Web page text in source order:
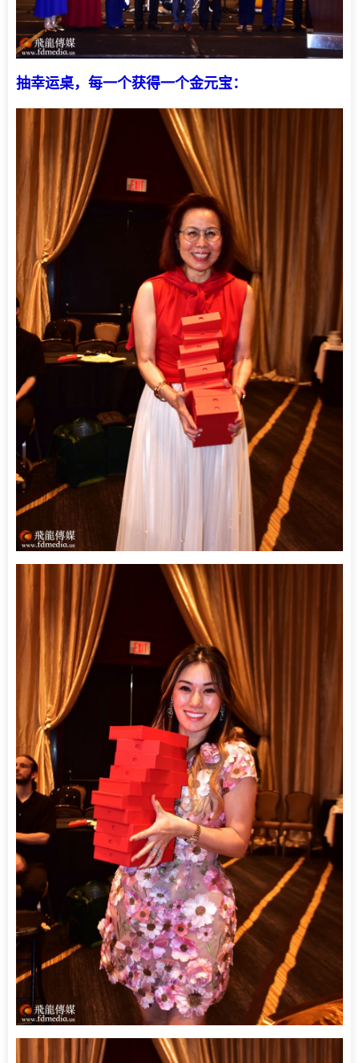
抽幸运桌，每一个获得一个金元宝：